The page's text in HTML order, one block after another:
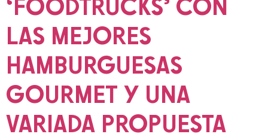
‘FOODTRUCKS’ CON
LAS MEJORES
HAMBURGUESAS
GOURMET Y UNA
VARIADA PROPUESTA